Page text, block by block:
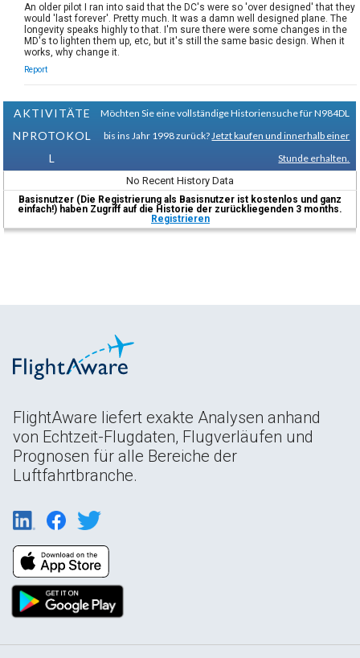
An older pilot I ran into said that the DC's were so 'over designed' that they
would 'last forever'. Pretty much. It was a damn well designed plane. The
longevity speaks highly to that. I'm sure there were some changes in the
MD's to lighten them up, etc, but it's still the same basic design. When it
works, why change it.
Report
AKTIVITÄTE
NPROTOKOL
L
Möchten Sie eine vollständige Historiensuche für N984DL
bis ins Jahr 1998 zurück? Jetzt kaufen und innerhalb einer
Stunde erhalten.
No Recent History Data
Basisnutzer (Die Registrierung als Basisnutzer ist kostenlos und ganz
einfach!) haben Zugriff auf die Historie der zurückliegenden 3 months.
Registrieren
FlightAware liefert exakte Analysen anhand
von Echtzeit-Flugdaten, Flugverläufen und
Prognosen für alle Bereiche der
Luftfahrtbranche.